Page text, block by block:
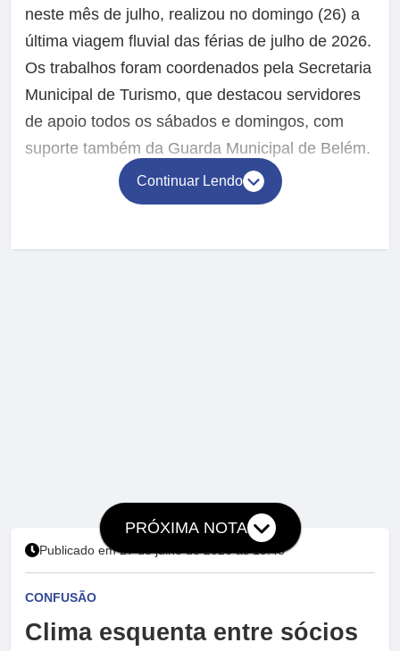
neste mês de julho, realizou no domingo (26) a
última viagem fluvial das férias de julho de 2026.
Os trabalhos foram coordenados pela Secretaria
Municipal de Turismo, que destacou servidores
de apoio todos os sábados e domingos, com
suporte também da Guarda Municipal de Belém.
Continuar Lendo
Publicado em 27 de julho de 2026 às 19:48
CONFUSÃO
Clima esquenta entre sócios
PRÓXIMA NOTA